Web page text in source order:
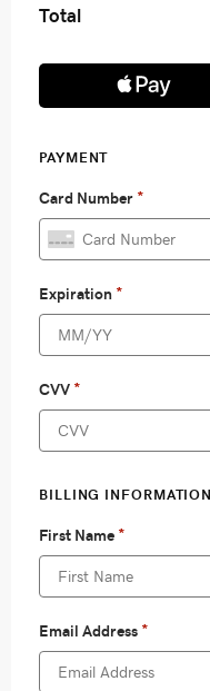
Total